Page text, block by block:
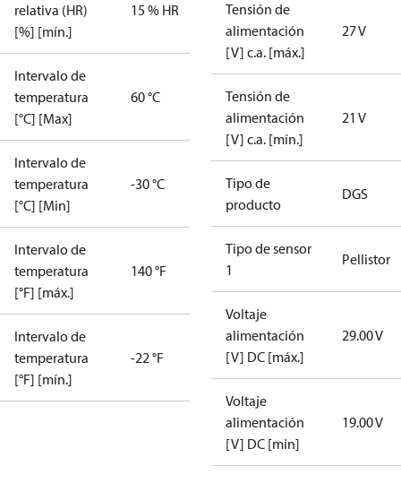
relativa (HR)
[%] [mín.]
15 % HR
Intervalo de
temperatura
[°C] [Max]
60 °C
Intervalo de
temperatura
[°C] [Min]
-30 °C
Intervalo de
temperatura
[°F] [máx.]
140 °F
Intervalo de
temperatura
[°F] [mín.]
-22 °F
Tensión de
alimentación
[V] c.a. [máx.]
27 V
Tensión de
alimentación
[V] c.a. [mín.]
21 V
Tipo de
producto
DGS
Tipo de sensor
1
Pellistor
Voltaje
alimentación
[V] DC [máx.]
29.00 V
Voltaje
alimentación
[V] DC [min]
19.00 V